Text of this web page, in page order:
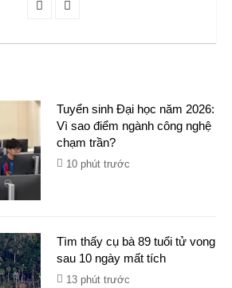
Tuyển sinh Đại học năm 2026:
Vì sao điểm ngành công nghệ
chạm trần?
10 phút trước
Tìm thấy cụ bà 89 tuổi tử vong
sau 10 ngày mất tích
13 phút trước